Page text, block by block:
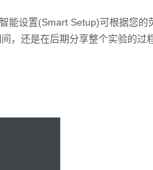
设置(Smart Setup)可根据您的
，还是在后期分享整个实验的过